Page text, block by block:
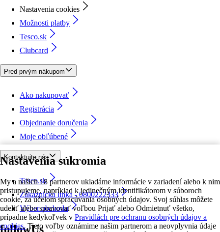
Nastavenia súkromia
My a našich 18 partnerov ukladáme informácie v zariadení alebo k nim
pristupujeme, napríklad k jedinečným identifikátorom v súboroch
cookie, za účelom spracúvania osobných údajov. Svoj súhlas môžete
udeliť alebo spravovať voľbou Prijať alebo Odmietnuť všetko,
prípadne kedykoľvek v Pravidlách pre ochranu osobných údajov a
cookies. Tieto voľby oznámime našim partnerom a neovplyvnia údaje
Nastavenia cookies
Možnosti platby
Tesco.sk
Clubcard
Pred prvým nákupom
Ako nakupovať
Registrácia
Objednanie doručenia
Moje obľúbené
Kontaktujte nás
Tesco.sk
Zákaznícka linka - 0800222333
Výber obchodu
followUs